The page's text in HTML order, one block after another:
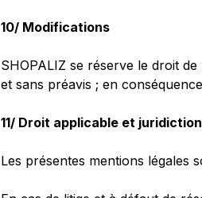
10/ Modifications
SHOPALIZ se réserve le droit
et sans préavis ; en
11/ Droit applicable et
Les présentes mentions légales